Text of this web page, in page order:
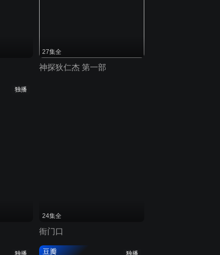
27集全
神探狄仁杰 第一部
独播
24集全
衙门口
独播 独播
豆瓣